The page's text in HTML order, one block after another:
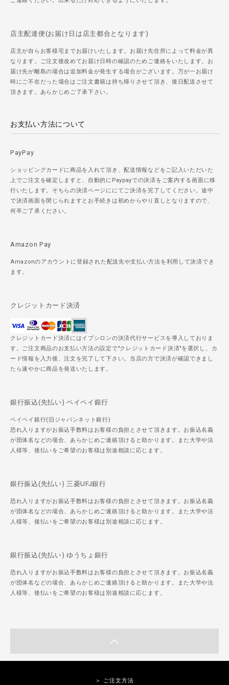
店主配達便(お届け日は店主都合となります)
店主が自らお客様宅までお届けいたします。お届け先住所によって料金が異
なります。ご注文後改めてお届け日時の確認のためご連絡をいたします。お
届け先が離島の場合は追加料金が発生する場合がございます。万が一お届け
時にご不在だった場合はご注文書籍は持ち帰りさせて頂き、後日配送させて
頂きます。あらかじめご了承下さい。
お支払い方法について
PayPay
ショッピングカードに商品を入れて頂き、配送情報などをご記入いただいた
上でご注文を確定しますと、自動的にPaypayでの決済をご案内する画面に移
行いたします。そちらの決済ページににてご決済を完了してください。途中
で決済画面を閉じられますとお手続きは初めからやり直しとなりますので、
何卒ご了承ください。
Amazon Pay
Amazonのアカウントに登録された配送先や支払い方法を利用して決済でき
ます。
クレジットカード決済
クレジットカード決済にはイプシロンの決済代行サービスを導入しておりま
す。ご注文商品のお支払い方法の設定で"クレジットカード決済"を選択し、カ
ード情報を入力後、注文を完了して下さい。当店の方で決済が確認できまし
たら速やかに商品を発送いたします。
銀行振込(先払い) ペイペイ銀行
ペイペイ銀行(旧ジャパンネット銀行)
恐れ入りますがお振込手数料はお客様の負担とさせて頂きます。お振込名義
が団体名などの場合、あらかじめご連絡頂けると助かります。また大学や法
人様等、後払いをご希望のお客様は別途相談に応じます。
銀行振込(先払い) 三菱UFJ銀行
恐れ入りますがお振込手数料はお客様の負担とさせて頂きます。お振込名義
が団体名などの場合、あらかじめご連絡頂けると助かります。また大学や法
人様等、後払いをご希望のお客様は別途相談に応じます。
銀行振込(先払い) ゆうちょ銀行
恐れ入りますがお振込手数料はお客様の負担とさせて頂きます。お振込名義
が団体名などの場合、あらかじめご連絡頂けると助かります。また大学や法
人様等、後払いをご希望のお客様は別途相談に応じます。
＞ ご注文方法